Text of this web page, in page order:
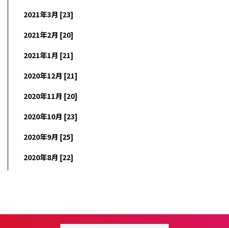
2021年3月 [23]
2021年2月 [20]
2021年1月 [21]
2020年12月 [21]
2020年11月 [20]
2020年10月 [23]
2020年9月 [25]
2020年8月 [22]